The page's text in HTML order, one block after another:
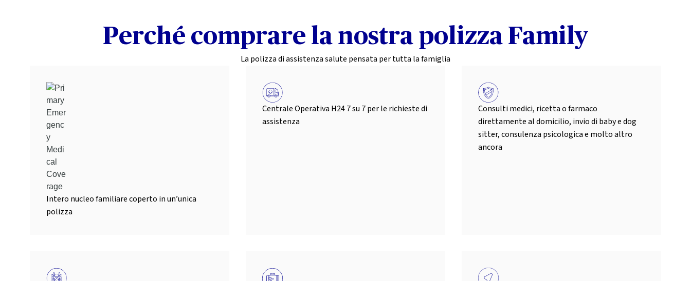
Perché comprare la nostra polizza Family
La polizza di assistenza salute pensata per tutta la famiglia
Intero nucleo familiare coperto in un’unica
polizza
Centrale Operativa H24 7 su 7 per le richieste di
assistenza
Consulti medici, ricetta o farmaco
direttamente al domicilio, invio di baby e dog
sitter, consulenza psicologica e molto altro
ancora